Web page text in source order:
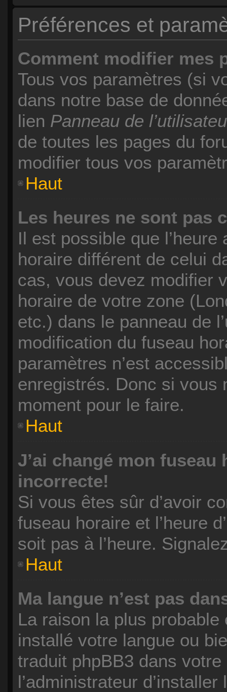
Préférences et
Comment modifier mes
Tous vos paramètres (si
dans notre base de
lien Panneau de
de toutes les pages du
modifier tous vos
Haut
Les heures ne sont pas
Il est possible que
horaire différent de celui
cas, vous devez modifier
horaire de votre zone
etc.) dans le panneau de
modification du fuseau
paramètres n’est
enregistrés. Donc si vous
moment pour le faire.
Haut
J’ai changé mon fuseau
incorrecte!
Si vous êtes sûr d’avoir
fuseau horaire et l’heure
soit pas à l’heure.
Haut
Ma langue n’est pas
La raison la plus probable
installé votre langue ou
traduit phpBB3 dans
l’administrateur